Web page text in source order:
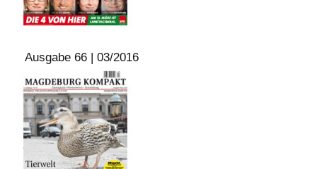
Ausgabe 66 | 03/2016